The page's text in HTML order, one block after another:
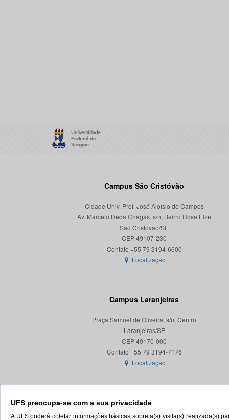
UFS preocupa-se com a sua privacidade
A UFS poderá coletar informações básicas sobre a(s) visita(s) realizada(s)
Campus São Cristóvão
Cidade Univ. Prof. José Aloísio de Campos
Av. Marcelo Deda Chagas, s/n, Bairro Rosa Elze
São Cristóvão/SE
CEP 49107-230
Localização
Campus Laranjeiras
Praça Samuel de Oliveira, s/n, Centro
Laranjeiras/SE
CEP 49170-000
Localização